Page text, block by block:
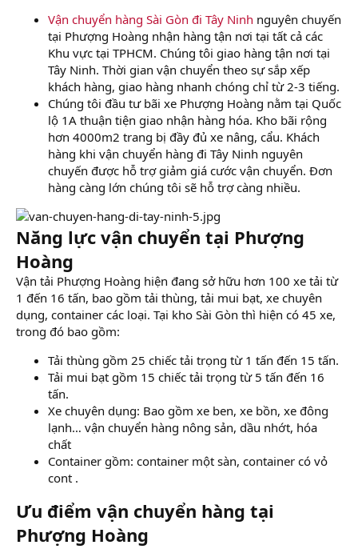
Vận chuyển hàng Sài Gòn đi Tây Ninh nguyên chuyến
tại Phượng Hoàng nhận hàng tận nơi tại tất cả các
Khu vực tại TPHCM. Chúng tôi giao hàng tận nơi tại
Tây Ninh. Thời gian vận chuyển theo sự sắp xếp
khách hàng, giao hàng nhanh chóng chỉ từ 2-3 tiếng.
Chúng tôi đầu tư bãi xe Phượng Hoàng nằm tại Quốc
lộ 1A thuận tiện giao nhận hàng hóa. Kho bãi rộng
hơn 4000m2 trang bị đầy đủ xe nâng, cẩu. Khách
hàng khi vận chuyển hàng đi Tây Ninh nguyên
chuyến được hỗ trợ giảm giá cước vận chuyển. Đơn
hàng càng lớn chúng tôi sẽ hỗ trợ càng nhiều.
Năng lực vận chuyển tại Phượng
Hoàng
Vận tải Phượng Hoàng hiện đang sở hữu hơn 100 xe tải từ
1 đến 16 tấn, bao gồm tải thùng, tải mui bạt, xe chuyên
dụng, container các loại. Tại kho Sài Gòn thì hiện có 45 xe,
trong đó bao gồm:
Tải thùng gồm 25 chiếc tải trọng từ 1 tấn đến 15 tấn.
Tải mui bạt gồm 15 chiếc tải trọng từ 5 tấn đến 16
tấn.
Xe chuyên dụng: Bao gồm xe ben, xe bồn, xe đông
lạnh… vận chuyển hàng nông sản, dầu nhớt, hóa
chất
Container gồm: container một sàn, container có vỏ
cont .
Ưu điểm vận chuyển hàng tại
Phượng Hoàng